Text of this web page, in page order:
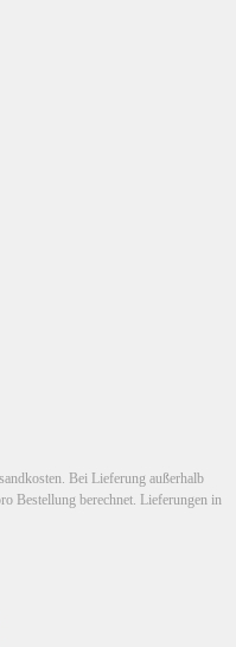
Bei Lieferung außerhalb
Bestellung berechnet. Lieferungen in